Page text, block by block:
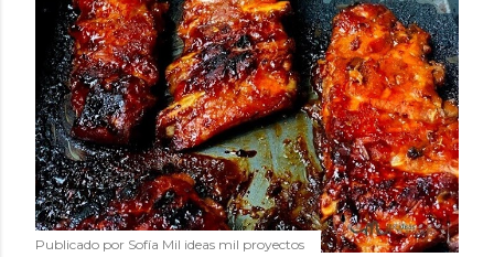
Publicado por Sofía Mil ideas mil proyectos